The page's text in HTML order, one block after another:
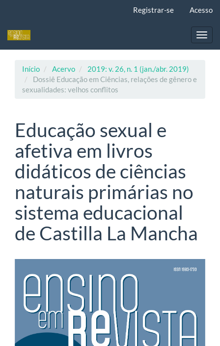
principal
Registrar-se Acesso
Início Acervo
2019: v. 26, n. 1 (jan./abr. 2019)
Dossiê Educação em Ciências, relações de gênero e
sexualidades: velhos conflitos
Educação sexual e
afetiva em livros
didáticos de ciências
naturais primárias no
sistema educacional
de Castilla La Mancha
lateral
de
artigos